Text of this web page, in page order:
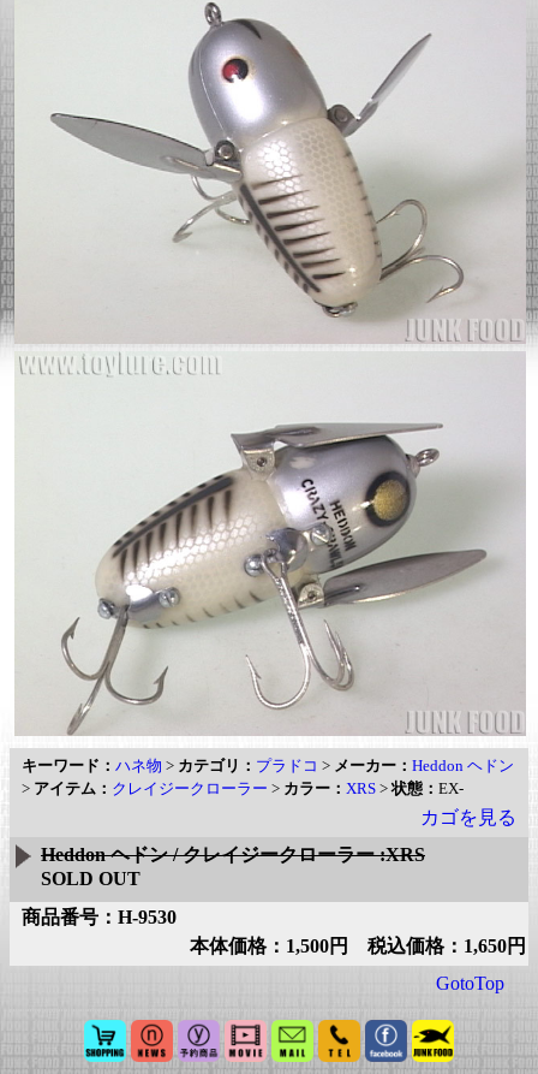
キーワード： ハネ物 > カテゴリ： プラドコ > メーカー： Heddon ヘドン
> アイテム： クレイジークローラー > カラー： XRS >状態： EX-
カゴを見る
Heddon ヘドン / クレイジークローラー :XRS
SOLD OUT
商品番号：H-9530
本体価格：1,500円 税込価格：1,650円
GotoTop